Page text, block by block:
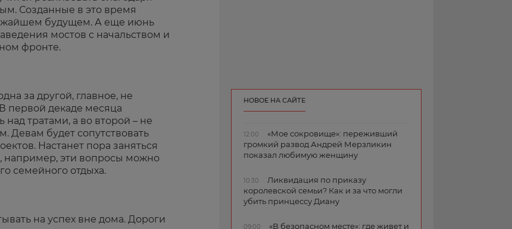
Созданные в это время
будущем. А еще июнь
мостов с начальством и
фронте.
за другой, главное, не
первой декаде месяца
над тратами, а во второй – не
Девам будет сопутствовать
Настанет пора заняться
например, эти вопросы можно
семейного отдыха.
на успех вне дома. Дороги
НОВОЕ НА САЙТЕ
12:00
«Мое сокровище»: переживший
громкий развод Андрей Мерзликин
показал любимую женщину
10:30
Ликвидация по приказу
королевской семьи? Как и за что могли
убить принцессу Диану
09:00 «В безопасном месте»: где живет и